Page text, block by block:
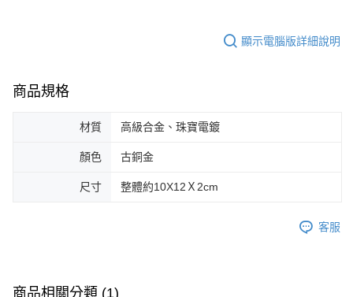
顯示電腦版詳細說明
商品規格
材質 高級合金、珠寶電鍍
顏色 古銅金
尺寸 整體約10X12Ｘ2cm
客服
商品相關分類 (1)